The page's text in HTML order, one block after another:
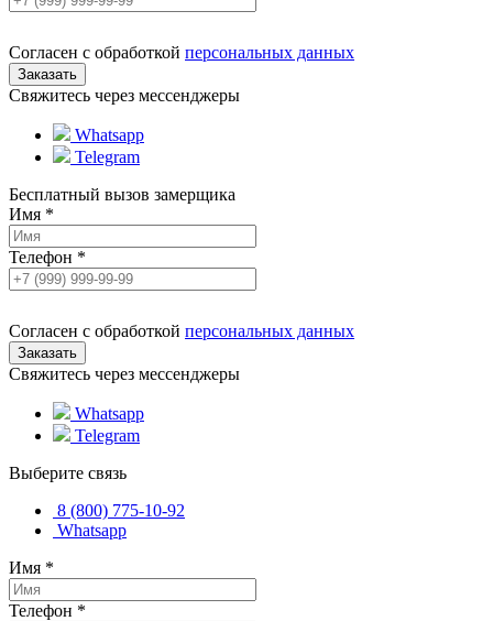
Согласен с обработкой персональных данных
Свяжитесь через мессенджеры
Whatsapp
Telegram
Бесплатный вызов замерщика
Имя *
Телефон *
Согласен с обработкой персональных данных
Свяжитесь через мессенджеры
Whatsapp
Telegram
Выберите связь
8 (800) 775-10-92
Whatsapp
Имя *
Телефон *